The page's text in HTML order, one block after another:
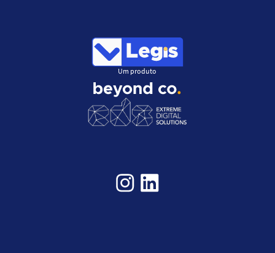
Um produto